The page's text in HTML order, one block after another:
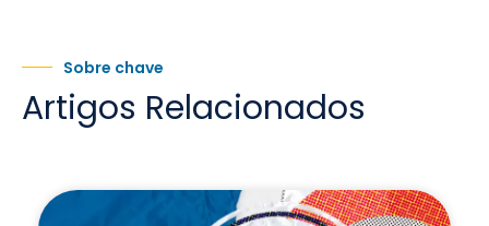
Sobre chave
Artigos Relacionados